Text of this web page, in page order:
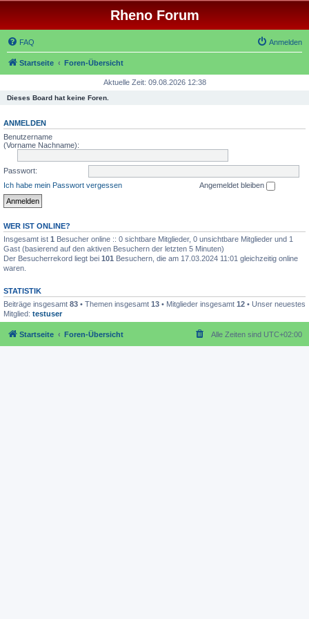
Rheno Forum
FAQ Anmelden
Startseite Foren-Übersicht
Aktuelle Zeit: 09.08.2026 12:38
Dieses Board hat keine Foren.
ANMELDEN
Benutzername
(Vorname Nachname):
Passwort:
Ich habe mein Passwort vergessen
Angemeldet bleiben
WER IST ONLINE?
Insgesamt ist 1 Besucher online :: 0 sichtbare Mitglieder, 0 unsichtbare Mitglieder und 1
Gast (basierend auf den aktiven Besuchern der letzten 5 Minuten)
Der Besucherrekord liegt bei 101 Besuchern, die am 17.03.2024 11:01 gleichzeitig online
waren.
STATISTIK
Beiträge insgesamt 83 • Themen insgesamt 13 • Mitglieder insgesamt 12 • Unser neuestes
Mitglied: testuser
Startseite Foren-Übersicht Alle Zeiten sind UTC+02:00